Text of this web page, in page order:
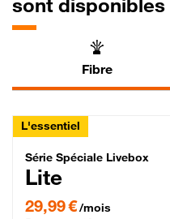
sont disponibles
Fibre
L'essentiel
Série Spéciale
Série Spéciale Livebox
Lite
29,99 €/mois